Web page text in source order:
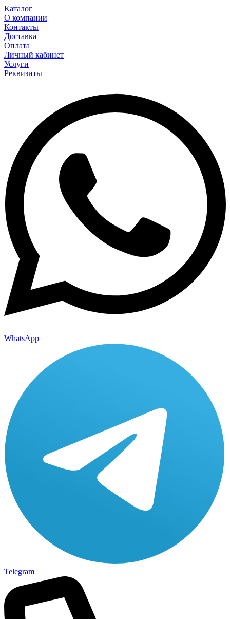
Каталог
О компании
Контакты
Доставка
Оплата
Личный кабинет
Услуги
Реквизиты
WhatsApp
Telegram